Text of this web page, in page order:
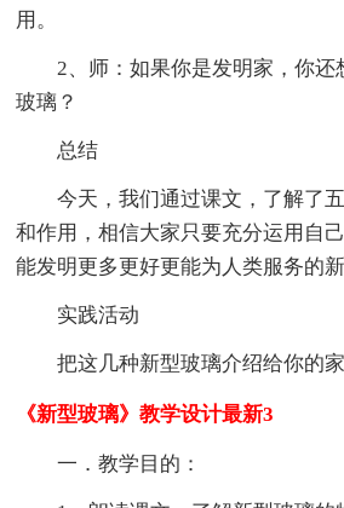
用。
2、师：如果你是发明家，你还
玻璃？
总结
今天，我们通过课文，了解了五
和作用，相信大家只要充分运用自
能发明更多更好更能为人类服务的新
实践活动
把这几种新型玻璃介绍给你的家
《新型玻璃》教学设计最新3
一．教学目的：